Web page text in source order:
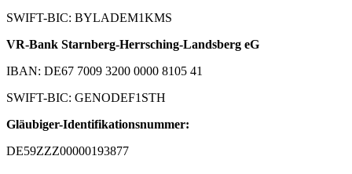
SWIFT-BIC: BYLADEM1KMS
VR-Bank Starnberg-Herrsching-Landsberg eG
IBAN: DE67 7009 3200 0000 8105 41
SWIFT-BIC: GENODEF1STH
Gläubiger-Identifikationsnummer:
DE59ZZZ00000193877